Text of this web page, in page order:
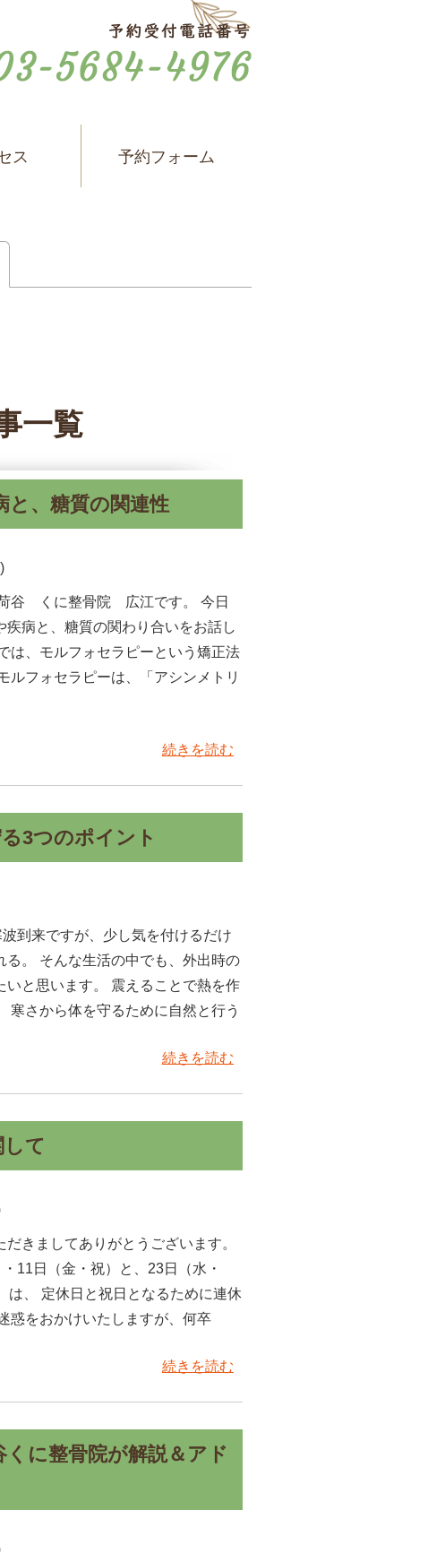
ス 予約フォーム
一覧
と、糖質の関連性
谷 くに整骨院 広江です。 今日
疾病と、糖質の関わり合いをお話し
は、モルフォセラピーという矯正法
ルフォセラピーは、「アシンメトリ
続きを読む
3つのポイント
到来ですが、少し気を付けるだけ
る。 そんな生活の中でも、外出時の
いと思います。 震えることで熱を作
寒さから体を守るために自然と行う
続きを読む
て
だきましてありがとうございます。
11日（金・祝）と、23日（水・
は、 定休日と祝日となるために連休
惑をおかけいたしますが、何卒
続きを読む
に整骨院が解説＆アド